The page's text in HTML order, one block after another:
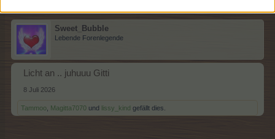
Sweet_Bubble
Lebende Forenlegende
Licht an .. juhuuu Gitti
8 Juli 2026
Tammoo Magitta7070 und lissy_kind gefällt dies.